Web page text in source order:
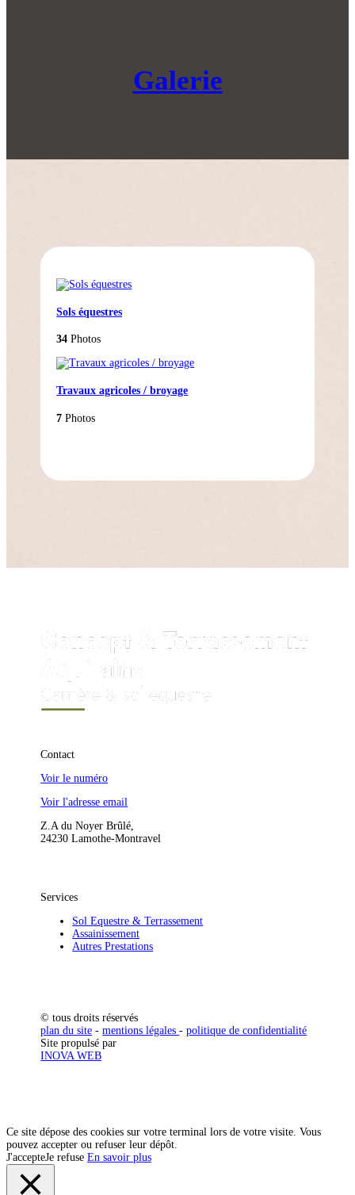
Galerie
Sols équestres
34 Photos
Travaux agricoles / broyage
7 Photos
Contact
Voir le numéro
Voir l'adresse email
Z.A du Noyer Brûlé,
24230 Lamothe-Montravel
Services
Sol Equestre & Terrassement
Assainissement
Autres Prestations
© tous droits réservés
plan du site -mentions légales-politique de confidentialité
Site propulsé par
INOVA WEB
Ce site dépose des cookies sur votre terminal lors de votre visite. Vous
pouvez accepter ou refuser leur dépôt.
J'accepteJe refuse En savoir plus